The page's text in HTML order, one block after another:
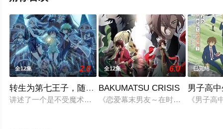
全12集 2.0
转生为第七王子，随心所欲的魔法学习之路第二季
讲述了一个是不受魔术才能眷顾而死于非命的魔术师，作为拥
全12集 6.0
BAKUMATSU CRISIS
《恋爱幕末男友～在时空的彼方盛
已完结
男子高
《男子